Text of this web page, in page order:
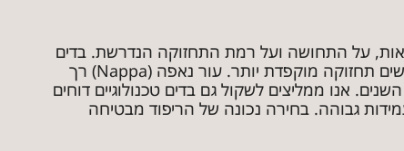
על התחושה ועל רמת התחזוקה הנדרשת. בדים
יוקרתיים כגון קטיפה צרפתית או משי ארוג מעניקים מראה עשיר ודרמטי, אך דורשים תחזוקה מוקפדת יותר. עור נאפה (Nappa) רך
אנו ממליצים לשקול גם בדים טכנולוגיים דוחים
גבוהה. בחירה נכונה של הריפוד מבטיחה